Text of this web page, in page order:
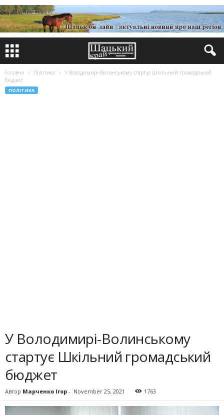
Головна Політика
У Володимирі-Волинському стартує Шкільний громадський
бюджет
ПОЛІТИКА
У Володимирі-Волинському
стартує Шкільний громадський
бюджет
Автор Марченко Ігор - November 25, 2021 1763